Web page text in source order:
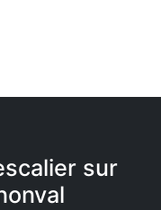
sur